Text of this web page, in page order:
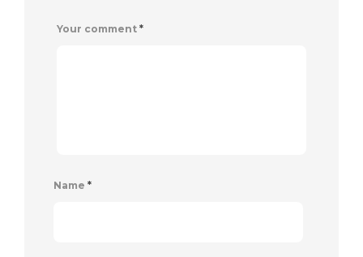
Your comment *
Name *